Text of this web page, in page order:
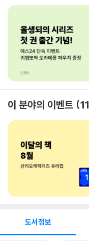
이 분야의 이벤트 11
도서정보